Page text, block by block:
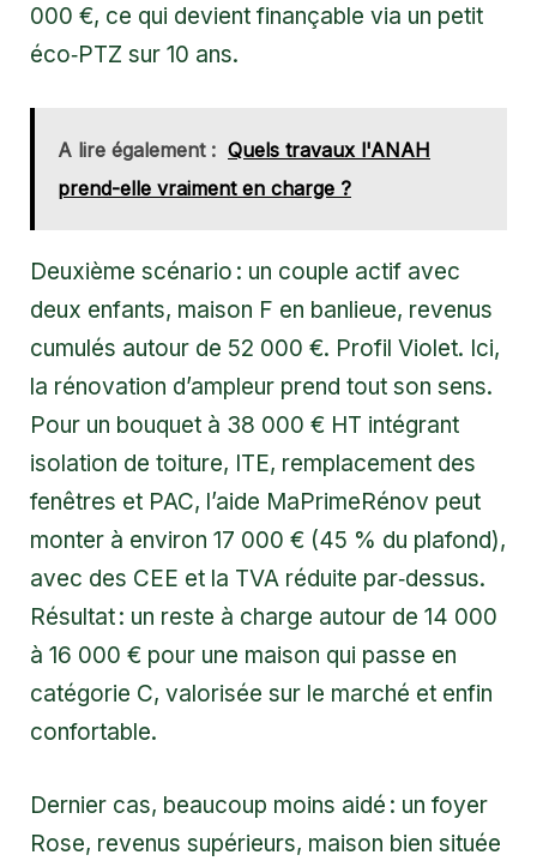
000 €, ce qui devient finançable via un petit
éco‑PTZ sur 10 ans.
A lire également : Quels travaux l'ANAH
prend-elle vraiment en charge ?
Deuxième scénario : un couple actif avec
deux enfants, maison F en banlieue, revenus
cumulés autour de 52 000 €. Profil Violet. Ici,
la rénovation d’ampleur prend tout son sens.
Pour un bouquet à 38 000 € HT intégrant
isolation de toiture, ITE, remplacement des
fenêtres et PAC, l’aide MaPrimeRénov peut
monter à environ 17 000 € (45 % du plafond),
avec des CEE et la TVA réduite par‑dessus.
Résultat : un reste à charge autour de 14 000
à 16 000 € pour une maison qui passe en
catégorie C, valorisée sur le marché et enfin
confortable.
Dernier cas, beaucoup moins aidé : un foyer
Rose, revenus supérieurs, maison bien située